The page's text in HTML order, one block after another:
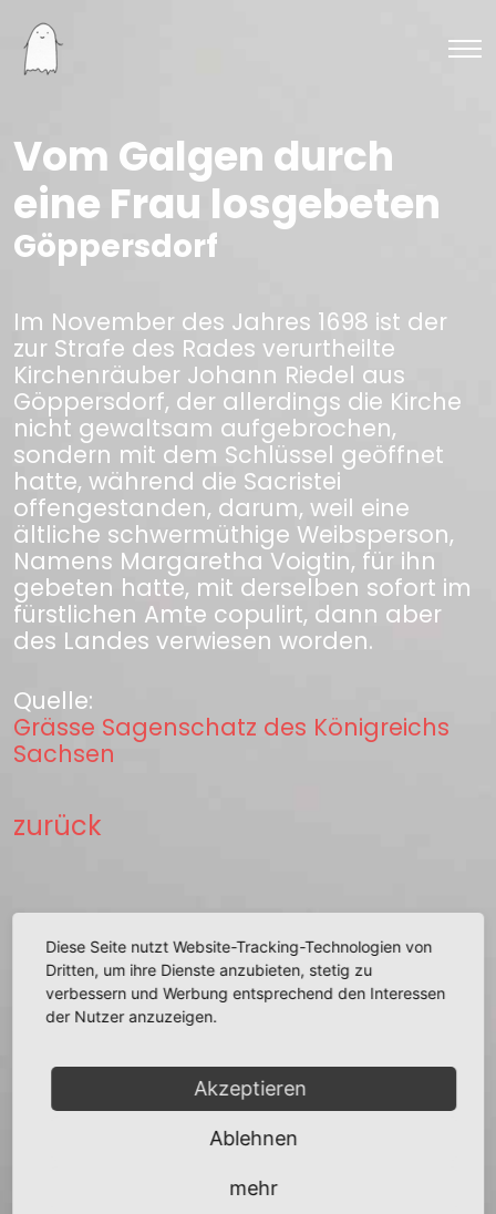
Vom Galgen durch
eine Frau losgebeten
Göppersdorf
Im November des Jahres 1698 ist der
zur Strafe des Rades verurtheilte
Kirchenräuber Johann Riedel aus
Göppersdorf, der allerdings die Kirche
nicht gewaltsam aufgebrochen,
sondern mit dem Schlüssel geöffnet
hatte, während die Sacristei
offengestanden, darum, weil eine
ältliche schwermüthige Weibsperson,
Namens Margaretha Voigtin, für ihn
gebeten hatte, mit derselben sofort im
fürstlichen Amte copulirt, dann aber
des Landes verwiesen worden.
Quelle:
Grässe Sagenschatz des Königreichs
Sachsen
zurück
+
−
Diese Seite nutzt Website-Tracking-Technologien von
Dritten, um ihre Dienste anzubieten, stetig zu
verbessern und Werbung entsprechend den Interessen
der Nutzer anzuzeigen.
Akzeptieren
Ablehnen
mehr